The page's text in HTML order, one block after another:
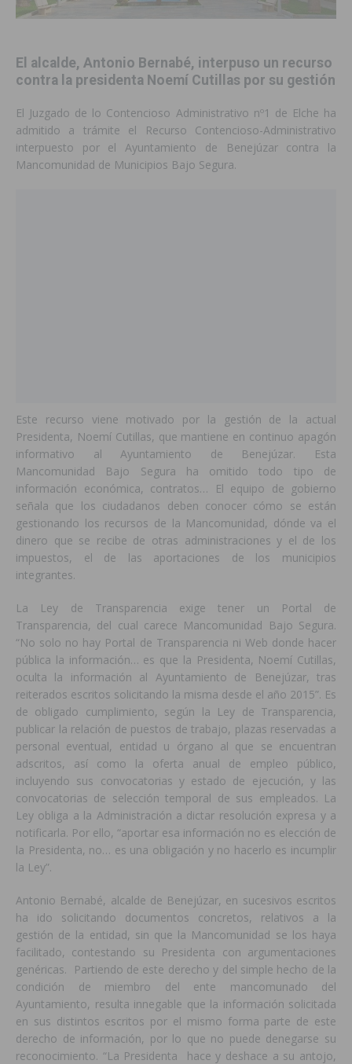
El alcalde, Antonio Bernabé, interpuso un recurso
contra la presidenta Noemí Cutillas por su gestión
El Juzgado de lo Contencioso Administrativo nº1 de Elche ha
admitido a trámite el Recurso Contencioso-Administrativo
interpuesto por el Ayuntamiento de Benejúzar contra la
Mancomunidad de Municipios Bajo Segura.
Este recurso viene motivado por la gestión de la actual
Presidenta, Noemí Cutillas, que mantiene en continuo apagón
informativo al Ayuntamiento de Benejúzar. Esta
Mancomunidad Bajo Segura ha omitido todo tipo de
información económica, contratos… El equipo de gobierno
señala que los ciudadanos deben conocer cómo se están
gestionando los recursos de la Mancomunidad, dónde va el
dinero que se recibe de otras administraciones y el de los
impuestos, el de las aportaciones de los municipios
integrantes.
La Ley de Transparencia exige tener un Portal de
Transparencia, del cual carece Mancomunidad Bajo Segura.
“No solo no hay Portal de Transparencia ni Web donde hacer
pública la información… es que la Presidenta, Noemí Cutillas,
oculta la información al Ayuntamiento de Benejúzar, tras
reiterados escritos solicitando la misma desde el año 2015”. Es
de obligado cumplimiento, según la Ley de Transparencia,
publicar la relación de puestos de trabajo, plazas reservadas a
personal eventual, entidad u órgano al que se encuentran
adscritos, así como la oferta anual de empleo público,
incluyendo sus convocatorias y estado de ejecución, y las
convocatorias de selección temporal de sus empleados. La
Ley obliga a la Administración a dictar resolución expresa y a
notificarla. Por ello, “aportar esa información no es elección de
la Presidenta, no… es una obligación y no hacerlo es incumplir
la Ley”.
Antonio Bernabé, alcalde de Benejúzar, en sucesivos escritos
ha ido solicitando documentos concretos, relativos a la
gestión de la entidad, sin que la Mancomunidad se los haya
facilitado, contestando su Presidenta con argumentaciones
genéricas. Partiendo de este derecho y del simple hecho de la
condición de miembro del ente mancomunado del
Ayuntamiento, resulta innegable que la información solicitada
en sus distintos escritos por el mismo forma parte de este
derecho de información, por lo que no puede denegarse su
reconocimiento. “La Presidenta hace y deshace a su antojo,